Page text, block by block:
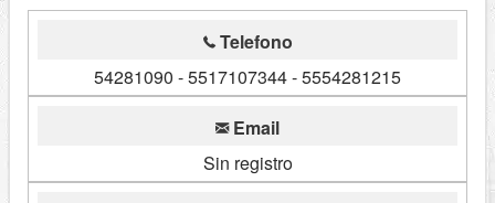
Telefono
54281090 - 5517107344 - 5554281215
Email
Sin registro